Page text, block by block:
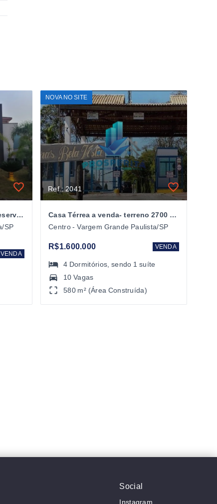
Casa alto padrão À VENDA - Reserva Jatobá - Vagem Grande Paulista/SP
SP
VENDA
NOVA NO SITE
Ref.: 2041
Casa Térrea a venda- terreno 2700 mts - Cond. Haras Bela Vista - VGP/SP
Centro - Vargem Grande Paulista/SP
R$1.600.000 VENDA
4 Dormitórios , sendo 1 suíte
10 Vagas
580 m² (Área Construída)
Social
Instagram